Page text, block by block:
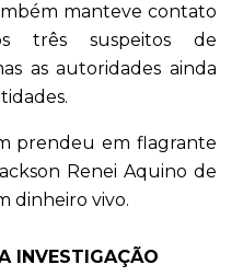
manteve contato
três suspeitos de
as autoridades ainda
prendeu em flagrante
Renei Aquino de
dinheiro vivo.
INVESTIGAÇÃO